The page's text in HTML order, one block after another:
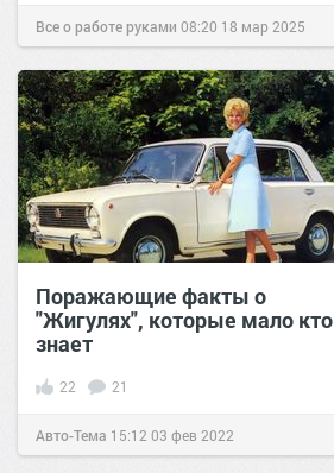
Все о работе руками 08:20 18 мар 2025
Поражающие факты о
"Жигулях", которые мало кто
знает
22 21
Авто-Тема 15:12 03 фев 2022